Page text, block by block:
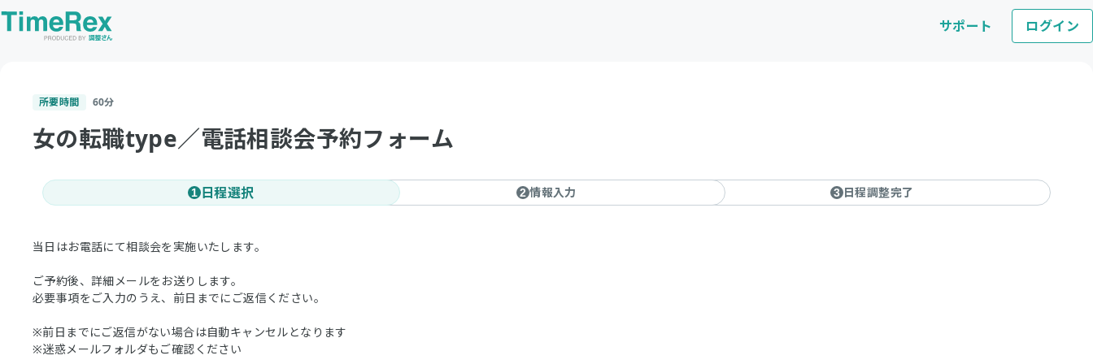
サポート ログイン
所要時間 60分
女の転職type／電話相談会予約フォーム
1 日程選択 2 情報入力 3 日程調整完了
当日はお電話にて相談会を実施いたします。
ご予約後、詳細メールをお送りします。
必要事項をご入力のうえ、前日までにご返信ください。
※前日までにご返信がない場合は自動キャンセルとなります
※迷惑メールフォルダもご確認ください